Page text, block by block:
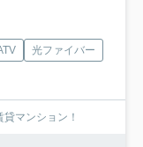
光ファイバー
マンション！